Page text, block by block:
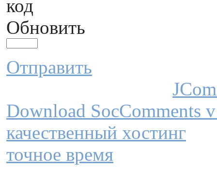
Обновить
Отправить
Download SocComments
качественный хостинг
точное время